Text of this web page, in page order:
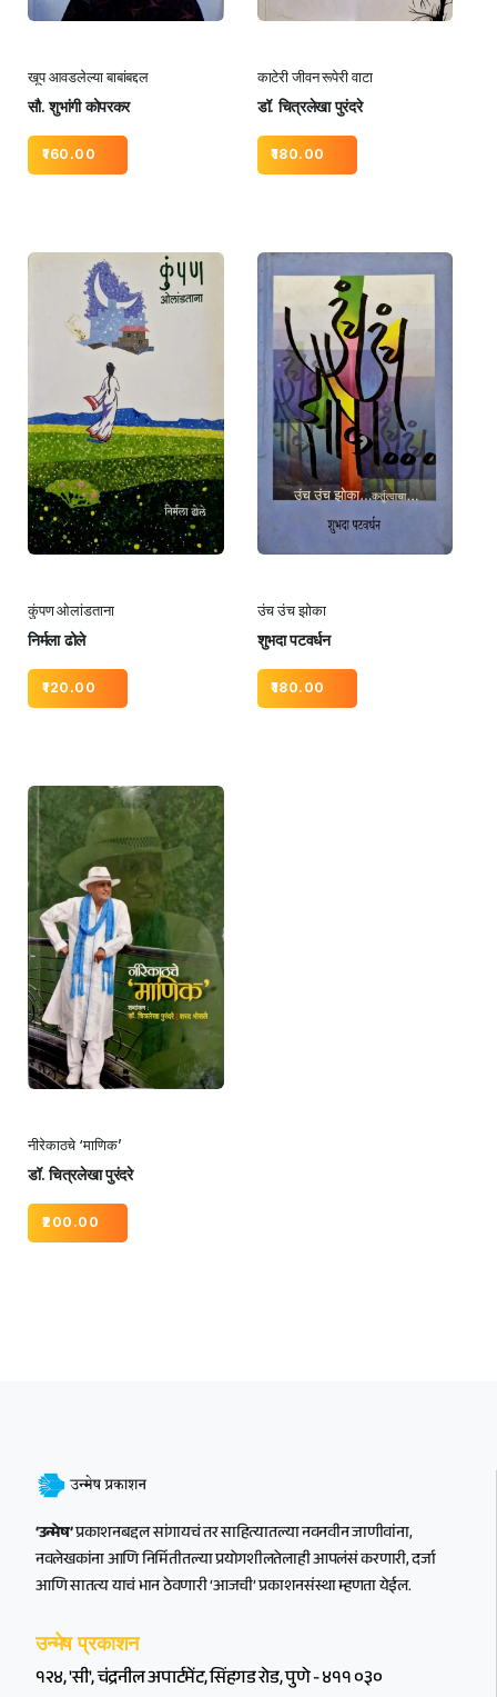
खूप आवडलेल्या बाबांबद्दल
सौ. शुभांगी कोपरकर
160.00
काटेरी जीवन रूपेरी वाटा
डॉ. चित्रलेखा पुरंदरे
180.00
कुंपण ओलांडताना
निर्मला ढोले
120.00
उंच उंच झोका
शुभदा पटवर्धन
180.00
नीरेकाठचे ‘माणिक’
डॉ. चित्रलेखा पुरंदरे
200.00
‘उन्मेष’प्रकाशनबद्दल सांगायचं तर साहित्यातल्या नवनवीन जाणीवांना,
नवलेखकांना आणि निर्मितीतल्या प्रयोगशीलतेलाही आपलंसं करणारी, दर्जा
आणि सातत्य याचं भान ठेवणारी ‘आजची’ प्रकाशनसंस्था म्हणता येईल.
उन्मेष प्रकाशन
१२४, 'सी', चंद्रनील अपार्टमेंट, सिंहगड रोड, पुणे - ४११ ०३०